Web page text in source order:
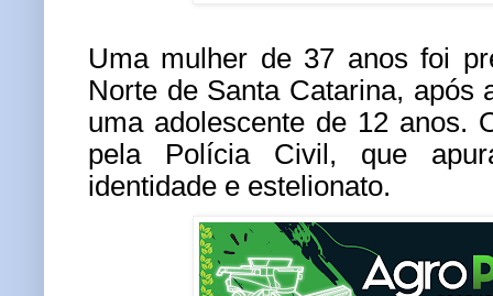
Uma mulher de 37 anos foi
Norte de Santa Catarina, após
uma adolescente de 12 anos.
pela Polícia Civil, que
identidade e estelionato.